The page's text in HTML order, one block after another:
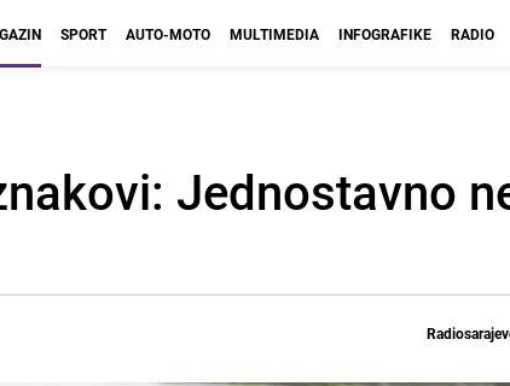
SPORT AUTO-MOTO MULTIMEDIA INFOGRAFIKE RADIO
Jednostavno